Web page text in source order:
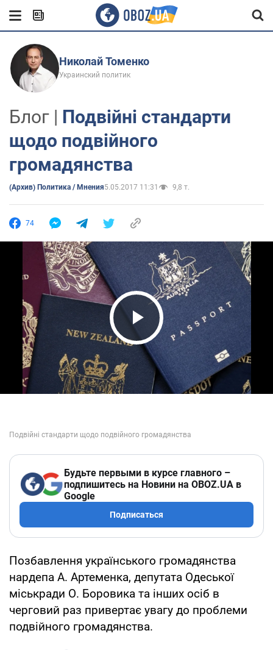
Николай Томенко
Украинский политик
Блог | Подвійні стандарти
щодо подвійного
громадянства
(Архив) Политика / Мнения5.05.2017 11:31 9,8 т.
74
Play Video
Будьте первыми в курсе главного –
подпишитесь на Новини на OBOZ.UA в
Google
Подписаться
Позбавлення українського громадянства
нардепа А. Артеменка, депутата Одеської
міськради О. Боровика та інших осіб в
черговий раз привертає увагу до проблеми
подвійного громадянства.